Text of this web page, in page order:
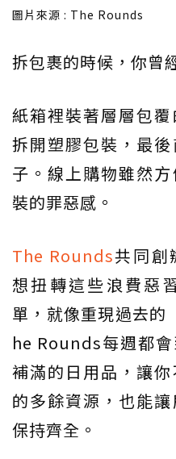
圖片來源 : The Rounds
拆包裹的時候，你曾
紙箱裡裝著層層包
拆開塑膠包裝，最
子。線上購物雖然
裝的罪惡感。
The Rounds共同創
想扭轉這些浪費惡
單，就像重現過去的
he Rounds每週都
補滿的日用品，讓
的多餘資源，也能
保持齊全。